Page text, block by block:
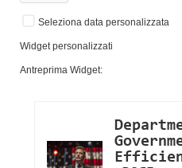
Seleziona data personalizzata
Widget personalizzati
Antreprima Widget: